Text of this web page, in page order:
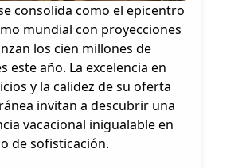
consolida como el epicentro
mundial con proyecciones
los cien millones de
este año. La excelencia en
y la calidez de su oferta
invitan a descubrir una
vacacional inigualable en
de sofisticación.